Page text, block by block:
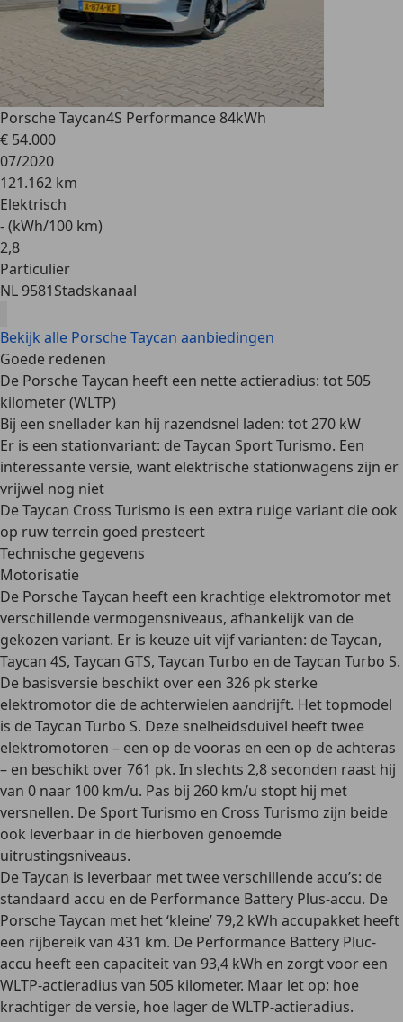
Porsche Taycan4S Performance 84kWh
€ 54.000
07/2020
121.162 km
Elektrisch
- (kWh/100 km)
2,8
Particulier
NL 9581Stadskanaal
Bekijk alle Porsche Taycan aanbiedingen
Goede redenen
De Porsche Taycan heeft een nette actieradius: tot 505
kilometer (WLTP)
Bij een snellader kan hij razendsnel laden: tot 270 kW
Er is een stationvariant: de Taycan Sport Turismo. Een
interessante versie, want elektrische stationwagens zijn er
vrijwel nog niet
De Taycan Cross Turismo is een extra ruige variant die ook
op ruw terrein goed presteert
Technische gegevens
Motorisatie
De Porsche Taycan heeft een krachtige elektromotor met
verschillende vermogensniveaus, afhankelijk van de
gekozen variant. Er is keuze uit vijf varianten: de Taycan,
Taycan 4S, Taycan GTS, Taycan Turbo en de Taycan Turbo S.
De basisversie beschikt over een 326 pk sterke
elektromotor die de achterwielen aandrijft. Hettopmodel
is de Taycan Turbo S. Deze snelheidsduivel heeft twee
elektromotoren – een op de vooras en een op de achteras
– en beschikt over 761 pk. In slechts 2,8 seconden raast hij
van 0 naar 100 km/u. Pas bij 260 km/u stopt hij met
versnellen. De Sport Turismo en Cross Turismo zijn beide
ook leverbaar in de hierboven genoemde
uitrustingsniveaus.
De Taycan is leverbaar mettwee verschillende accu’s: de
standaard accu en de Performance Battery Plus-accu. De
Porsche Taycan met het ‘kleine’ 79,2 kWh accupakket heeft
een rijbereik van 431 km. De Performance Battery Pluc-
accu heeft een capaciteit van 93,4 kWh en zorgt voor een
WLTP-actieradius van 505 kilometer. Maar let op: hoe
krachtiger de versie, hoe lager de WLTP-actieradius.